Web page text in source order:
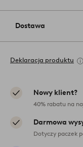
Dostawa
Deklaracja produktu
Nowy klient?
40% rabatu na
Darmowa
Dotyczy paczek